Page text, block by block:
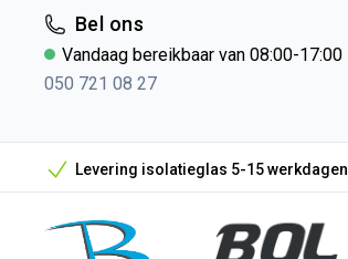
Bel ons
Vandaag bereikbaar van 08:00-17:00
050 721 08 27
Levering isolatieglas 5-15 werkdagen